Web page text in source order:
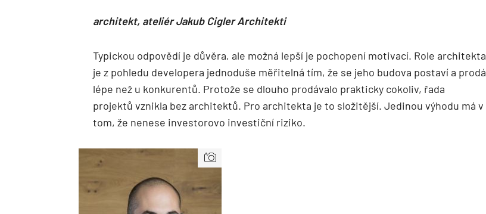
architekt, ateliér Jakub Cigler Architekti
Typickou odpovědí je důvěra, ale možná lepší je pochopení motivací. Role architekta
je z pohledu developera jednoduše měřitelná tím, že se jeho budova postaví a prodá
lépe než u konkurentů. Protože se dlouho prodávalo prakticky cokoliv, řada
projektů vznikla bez architektů. Pro architekta je to složitější. Jedinou výhodu má v
tom, že nenese investorovo investiční riziko.